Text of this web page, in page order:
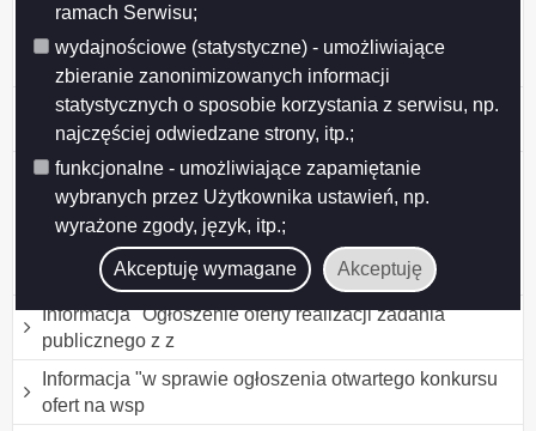
ramach Serwisu;
wydajnościowe (statystyczne) - umożliwiające
zbieranie zanonimizowanych informacji
statystycznych o sposobie korzystania z serwisu, np.
najczęściej odwiedzane strony, itp.;
funkcjonalne - umożliwiające zapamiętanie
wybranych przez Użytkownika ustawień, np.
wyrażone zgody, język, itp.;
Akceptuję wymagane Akceptuję
inicjatywy zgodnie z uchwałą nr XXXVII/396/2013
Rady Miejskiej w Suwałkach z dnia 28 maja 2013 r. w
sprawie określenia warunków i trybu finansowania ro
Informacja -ogłoszenie o realizacji zadań w ramach
inicjatywy lokalnej w 2016 r.
Informacja o udzieleniu wsparcia na realizację zadania
publicznego z zakresu ochrony i promocji zdrowia oraz
działalności na rzecz osób niepełnosprawnych pn.
"Wspieranie działań w zakresie profilaktyki zdrowotnej
i promocji zdrowego stylu życia" z pominię
Informacja "Ogłoszenie oferty realizacji zadania
publicznego z z
Informacja "w sprawie ogłoszenia otwartego konkursu
ofert na wsp